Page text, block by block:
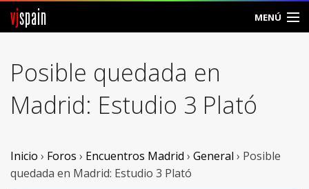
vjspain MENÚ
Foros
Noticias
Vjspain
Ayuda
Posible quedada en
Madrid: Estudio 3 Plató
Inicio › Foros › Encuentros Madrid › General › Posible
quedada en Madrid: Estudio 3 Plató